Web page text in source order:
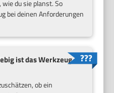
du sie planst. So
bei deinen Anforderungen
ist das Werkzeug
ob ein